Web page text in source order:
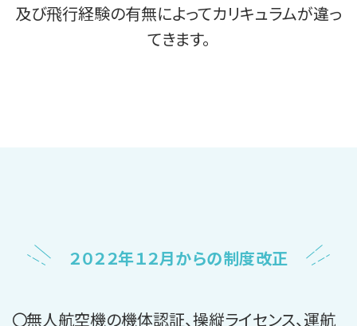
及び飛行経験の有無によってカリキュラムが違っ
てきます。
２０２２年１２月からの制度改正
無人航空機の機体認証、操縦ライセンス、運航